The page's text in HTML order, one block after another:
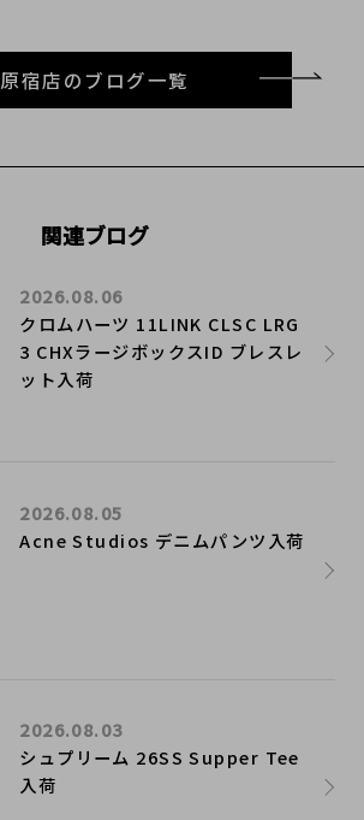
原宿店のブログ一覧
関連ブログ
クロムハーツ 11LINK CLSC LRG
3 CHXラージボックスID ブレスレ
ット入荷
2026.08.06
Acne Studios デニムパンツ入荷
2026.08.05
シュプリーム 26SS Supper Tee
入荷
2026.08.03